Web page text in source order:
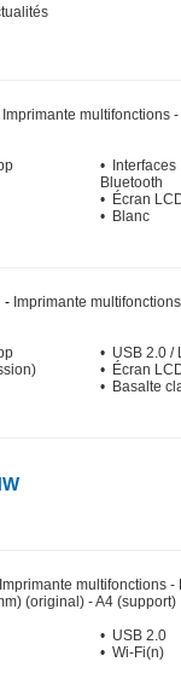
Imprimante multifonctions
• Interfaces
Bluetooth
• Écran
• Blanc
- Imprimante
• USB 2.0 /
• Écran
• Basalte
Imprimante multifonctions
(original) - A4 (support)
• USB 2.0
• Wi-Fi(n)